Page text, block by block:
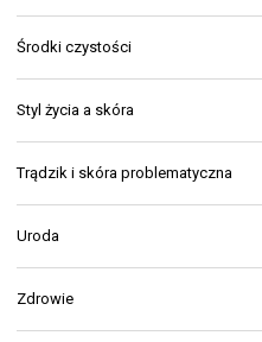
Środki czystości
Styl życia a skóra
Trądzik i skóra problematyczna
Uroda
Zdrowie